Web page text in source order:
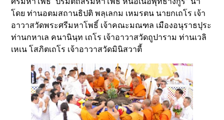
โดย ท่านอตมสถานธิปติ พลฺเลกม เหมรตน นายกเถโร เจ้า
อาวาสวัดพระศรีมหาโพธิ์ เจ้าคณะมณฑล เมืองอนุราธปุระ
ท่านกหาเล คนานินฺท เถโร เจ้าอาวาสวัดถูปาราม ท่านเวลิ
เหเน โสภิตเถโร เจ้าอาวาสวัดมินิสวาตี้